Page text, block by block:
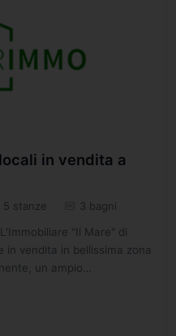
in vendita a
5 stanze 3 bagni
"Il Mare" di
in vendita in bellissima zona
un ampio